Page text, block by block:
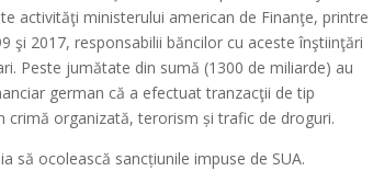
activităţi ministerului american de Finanţe, printre
şi 2017, responsabilii băncilor cu aceste înştiinţări
Peste jumătate din sumă (1300 de miliarde) au
german că a efectuat tranzacţii de tip
crimă organizată, terorism și trafic de droguri.
să ocolească sancțiunile impuse de SUA.